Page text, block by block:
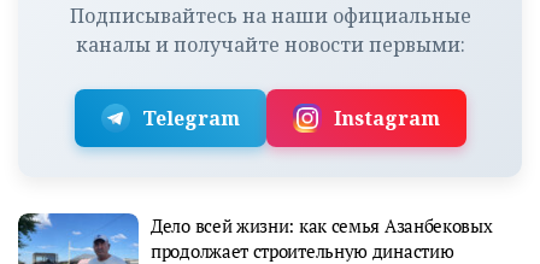
Подписывайтесь на наши официальные
каналы и получайте новости первыми:
Telegram Instagram
Дело всей жизни: как семья Азанбековых
продолжает строительную династию